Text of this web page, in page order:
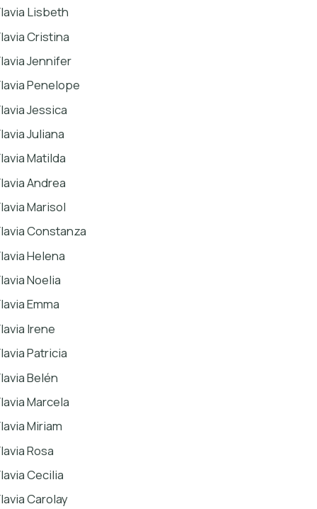
Lisbeth
Cristina
Jennifer
Penelope
Jessica
Juliana
Matilda
Andrea
Marisol
Constanza
Helena
Noelia
Emma
Irene
Patricia
Belén
Marcela
Miriam
Rosa
Cecilia
Carolay